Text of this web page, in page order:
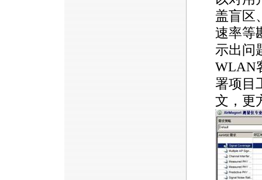
盖盲区
速率等
示出问
WLAN
署项目
文，更